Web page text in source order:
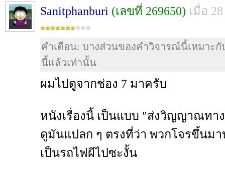
Sanitphanburi (เลขที่ 269650) เมื่อ
คำเตือน: บางส่วนของคำวิจารณ์นี้เหมาะ
นี้แล้วเท่านั้น
ผมไปดูจากช่อง 7 มาครับ
หนังเรื่องนี้ เป็นแบบ "ส่งวิญญาณทา
ดูมันแปลก ๆ ตรงที่ว่า พวกโจรขึ้นมา
เป็นรถไฟผีไปซะงั้น